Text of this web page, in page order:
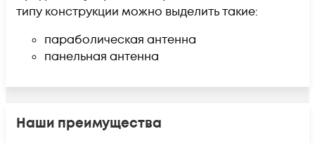
типу конструкции можно выделить такие:
параболическая антенна
панельная антенна
Наши преимущества